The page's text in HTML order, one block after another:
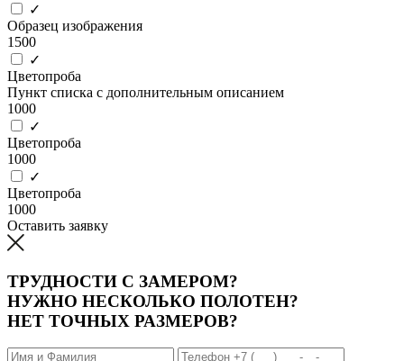
✓
Образец изображения
1500
✓
Цветопроба
Пункт списка с дополнительным описанием
1000
✓
Цветопроба
1000
✓
Цветопроба
1000
Оставить заявку
ТРУДНОСТИ С ЗАМЕРОМ?
НУЖНО НЕСКОЛЬКО ПОЛОТЕН?
НЕТ ТОЧНЫХ РАЗМЕРОВ?